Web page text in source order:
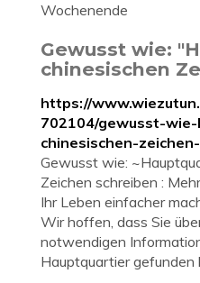
Wochenende
Gewusst wie:
chinesischen
https://
702104/gewusst-
chinesischen-
Gewusst wie:
Zeichen schreiben :
Ihr Leben einfacher
Wir hoffen, dass Sie
notwendigen
Hauptquartier gefunden